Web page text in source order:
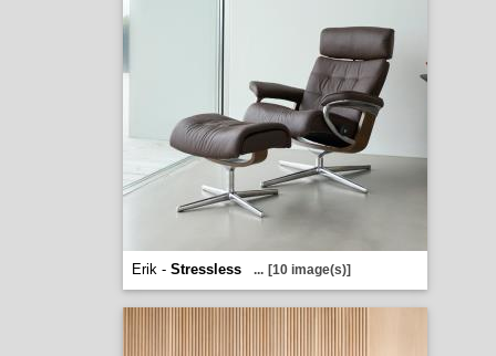
Erik - Stressless ... [10 image(s)]